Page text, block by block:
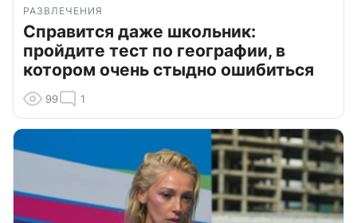
РАЗВЛЕЧЕНИЯ
Справится даже школьник:
пройдите тест по географии, в
котором очень стыдно ошибиться
99 1